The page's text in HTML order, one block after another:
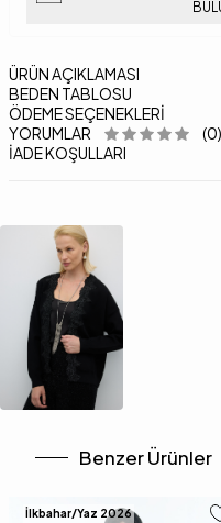
ÜRÜN AÇIKLAMASI
BEDEN TABLOSU
ÖDEME SEÇENEKLERI
YORUMLAR
(0)
İADE KOŞULLARI
Benzer Ürünler
İlkbahar/Yaz 2026